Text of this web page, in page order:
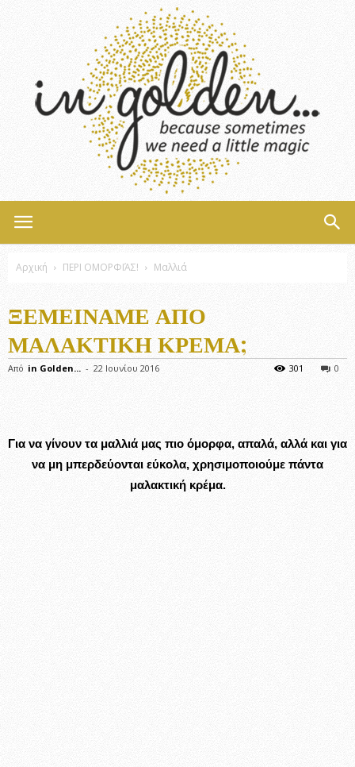
Αρχική ΠΕΡΙ ΟΜΟΡΦΙΆΣ! Μαλλιά
ΞΕΜΕΊΝΑΜΕ ΑΠΌ
ΜΑΛΑΚΤΙΚΉ ΚΡΈΜΑ;
Από in Golden... - 22 Ιουνίου 2016 0
301
Για να γίνουν τα μαλλιά μας πιο όμορφα, απαλά, αλλά και για
να μη μπερδεύονται εύκολα, χρησιμοποιούμε πάντα
μαλακτική κρέμα.